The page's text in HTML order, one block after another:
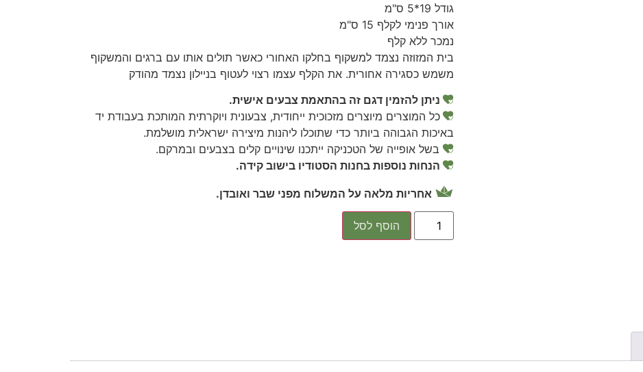
גודל 19*5 ס"מ
אורך פנימי לקלף 15 ס"מ
נמכר ללא קלף
בית המזוזה נצמד למשקוף בחלקו האחורי כאשר תולים אותו עם ברגים והמשקוף
משמש כסגירה אחורית. את הקלף עצמו רצוי לעטוף בניילון נצמד מהודק
ניתן להזמין דגם זה בהתאמת צבעים אישית.
כל המוצרים מיוצרים מזכוכית ייחודית, צבעונית ויוקרתית המותכת בעבודת יד
באיכות הגבוהה ביותר כדי שתוכלו ליהנות מיצירה ישראלית מושלמת.
בשל אופייה של הטכניקה ייתכנו שינויים קלים בצבעים ובמרקם.
הנחות נוספות בחנות הסטודיו בישוב קידה.
אחריות מלאה על המשלוח מפני שבר ואובדן.
הוסף לסל